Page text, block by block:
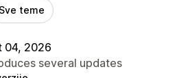
Sve teme
04, 2026
several updates